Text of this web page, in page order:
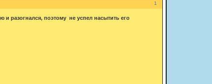
1
разогнался, поэтому не успел насытить его